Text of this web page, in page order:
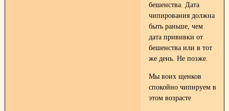
бешенства. Дата
чипирования должна
быть раньше, чем
дата прививки от
бешенства или в тот
же день. Не позже.
Мы воих щенков
спокойно чипируем в
этом возрасте